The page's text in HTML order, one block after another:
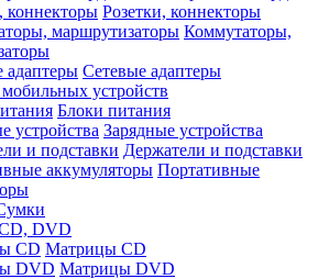
Розетки, коннекторы
Коммутаторы,
Сетевые адаптеры
устройств
Блоки питания
Зарядные устройства
Держатели и подставки
Портативные
DVD
Матрицы CD
Матрицы DVD